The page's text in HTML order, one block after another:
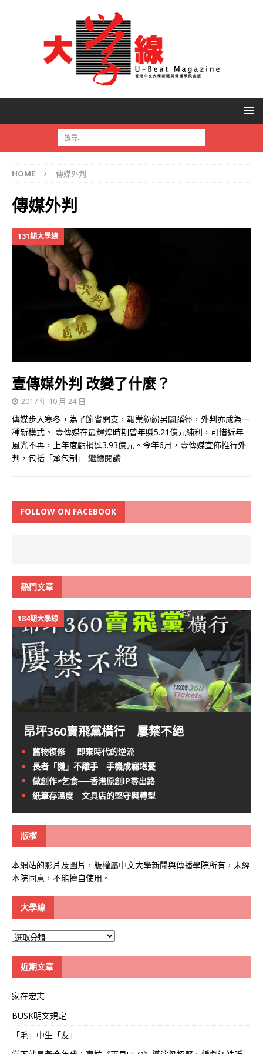
HOME 傳媒外判
傳媒外判
131期大學線
壹傳媒外判 改變了什麼？
2017 年 10 月 24 日
傳媒步入寒冬，為了節省開支，報業紛紛另闢蹊徑，外判亦成為一
種新模式。 壹傳媒在最輝煌時期曾年賺5.21億元純利，可惜近年
風光不再，上年度虧損達3.93億元。今年6月，壹傳媒宣佈推行外
判，包括「承包制」 繼續閱讀
FOLLOW ON FACEBOOK
熱門文章
184期大學線
昂坪360賣飛黨橫行 屢禁不絕
舊物復修──即棄時代的逆流
長者「機」不離手 手機成癮堪憂
做創作≠乞食──香港原創IP尋出路
紙筆存溫度 文具店的堅守與轉型
版權
本網站的影片及圖片，版權屬中文大學新聞與傳播學院所有，未經
本院同意，不能擅自使用。
大學線
大
近期文章
家在宏志
BUSK明文規定
「毛」中生「友」